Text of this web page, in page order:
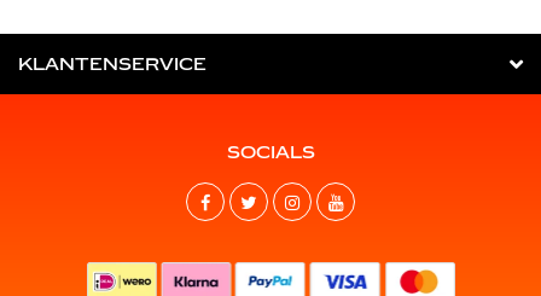
KLANTENSERVICE
SOCIALS